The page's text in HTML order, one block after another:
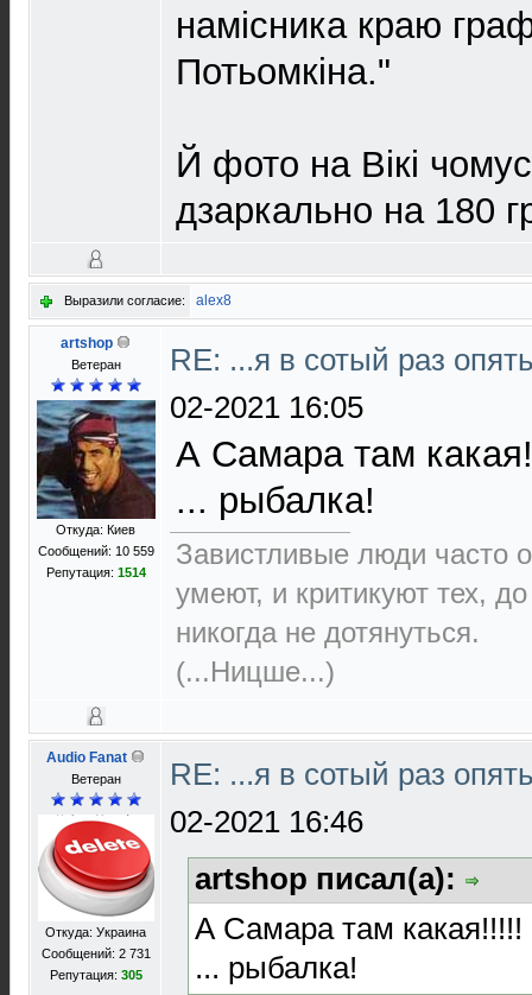
намісника краю
Потьомкіна."
Й фото на Вікі
дзаркально на 180
Выразили согласие: alex8
artshop
Ветеран
Откуда: Киев
Сообщений: 10 559
Репутация: 1514
RE: ...я в сотый раз
02-2021 16:05
А Самара там
... рыбалка!
Завистливые люди часто
умеют, и критикуют тех,
никогда не дотянуться.
(...Ницше...)
Audio Fanat
Ветеран
Откуда: Украина
Сообщений: 2 731
Репутация: 305
RE: ...я в сотый раз
02-2021 16:46
artshop писал(а):
А Самара там какая!!!!!
... рыбалка!